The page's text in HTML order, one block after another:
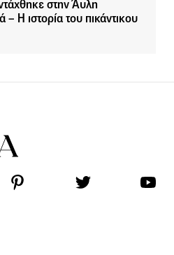
στην Άυλη
– Η ιστορία του πικάντικου